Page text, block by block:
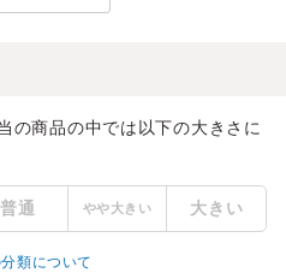
の商品の中では以下の大きさに
普通 やや大きい 大きい
類について